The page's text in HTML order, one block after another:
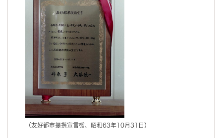
（友好都市提携宣言楯、昭和63年10月31日）